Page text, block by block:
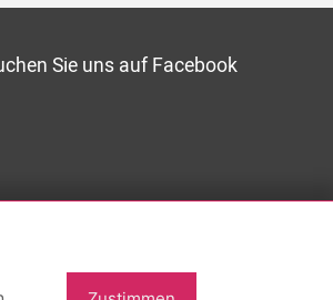
Sie uns auf Facebook